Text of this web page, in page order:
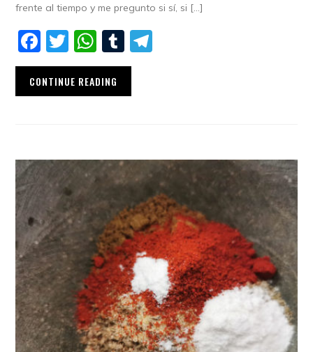
frente al tiempo y me pregunto si sí, si […]
Facebook
Twitter
WhatsApp
Tumblr
CONTINUE READING